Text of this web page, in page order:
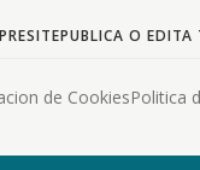
PUBLICA O EDITA
de CookiesPolitica